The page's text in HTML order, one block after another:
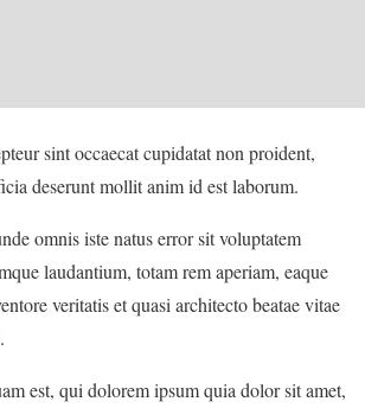
sint occaecat cupidatat non proident,
deserunt mollit anim id est laborum.
omnis iste natus error sit voluptatem
laudantium, totam rem aperiam, eaque
veritatis et quasi architecto beatae vitae
est, qui dolorem ipsum quia dolor sit amet,